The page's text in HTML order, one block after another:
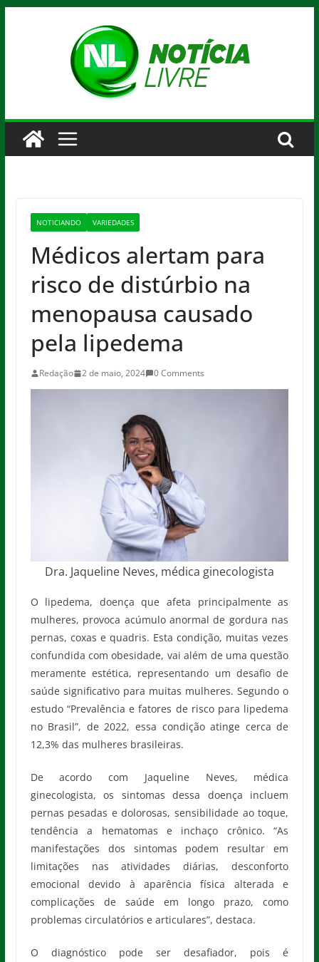
NOTICIANDO VARIEDADES
Médicos alertam para
risco de distúrbio na
menopausa causado
pela lipedema
Redação 2 de maio, 2024 0 Comments
Dra. Jaqueline Neves, médica ginecologista
O lipedema, doença que afeta principalmente as
mulheres, provoca acúmulo anormal de gordura nas
pernas, coxas e quadris. Esta condição, muitas vezes
confundida com obesidade, vai além de uma questão
meramente estética, representando um desafio de
saúde significativo para muitas mulheres. Segundo o
estudo “Prevalência e fatores de risco para lipedema
no Brasil”, de 2022, essa condição atinge cerca de
12,3% das mulheres brasileiras.
De acordo com Jaqueline Neves, médica
ginecologista, os sintomas dessa doença incluem
pernas pesadas e dolorosas, sensibilidade ao toque,
tendência a hematomas e inchaço crônico. “As
manifestações dos sintomas podem resultar em
limitações nas atividades diárias, desconforto
emocional devido à aparência física alterada e
complicações de saúde em longo prazo, como
problemas circulatórios e articulares”, destaca.
O diagnóstico pode ser desafiador, pois é